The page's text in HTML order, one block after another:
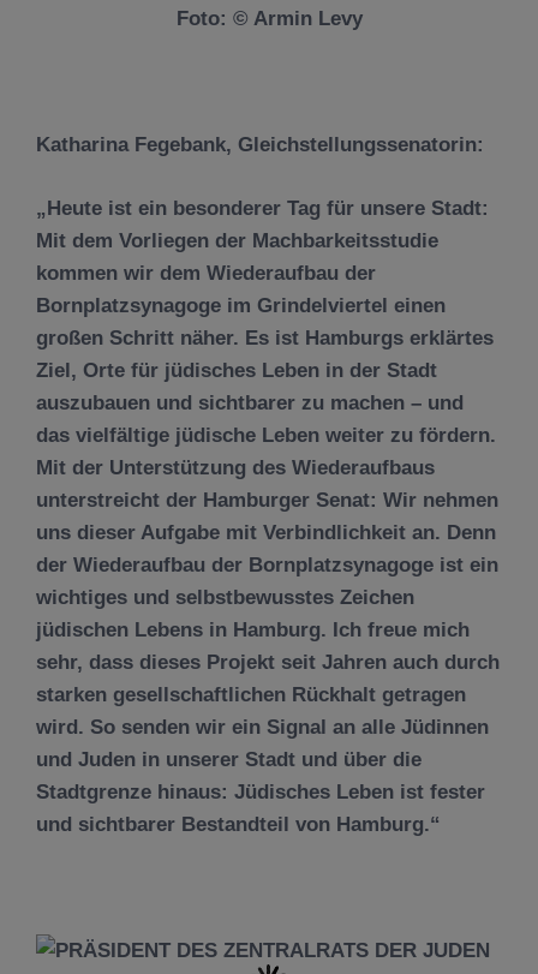
Foto: © Armin Levy
Katharina Fegebank, Gleichstellungssenatorin:
„Heute ist ein besonderer Tag für unsere Stadt:
Mit dem Vorliegen der Machbarkeitsstudie
kommen wir dem Wiederaufbau der
Bornplatzsynagoge im Grindelviertel einen
großen Schritt näher. Es ist Hamburgs erklärtes
Ziel, Orte für jüdisches Leben in der Stadt
auszubauen und sichtbarer zu machen – und
das vielfältige jüdische Leben weiter zu fördern.
Mit der Unterstützung des Wiederaufbaus
unterstreicht der Hamburger Senat: Wir nehmen
uns dieser Aufgabe mit Verbindlichkeit an. Denn
der Wiederaufbau der Bornplatzsynagoge ist ein
wichtiges und selbstbewusstes Zeichen
jüdischen Lebens in Hamburg. Ich freue mich
sehr, dass dieses Projekt seit Jahren auch durch
starken gesellschaftlichen Rückhalt getragen
wird. So senden wir ein Signal an alle Jüdinnen
und Juden in unserer Stadt und über die
Stadtgrenze hinaus: Jüdisches Leben ist fester
und sichtbarer Bestandteil von Hamburg.“